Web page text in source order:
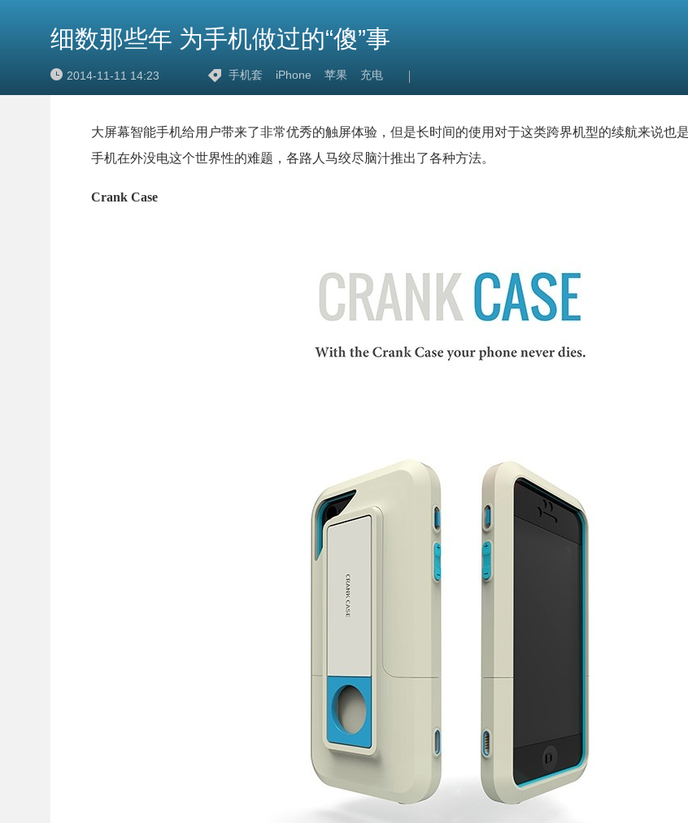
细数那些年 为手机做过的“傻”事
2014-11-11 14:23 手机套 iPhone 苹果 充电
大屏幕智能手机给用户带来了非常优秀的触屏体验，但是长时间的使用对于这类跨界机型的续航来说也
手机在外没电这个世界性的难题，各路人马绞尽脑汁推出了各种方法。
Crank Case